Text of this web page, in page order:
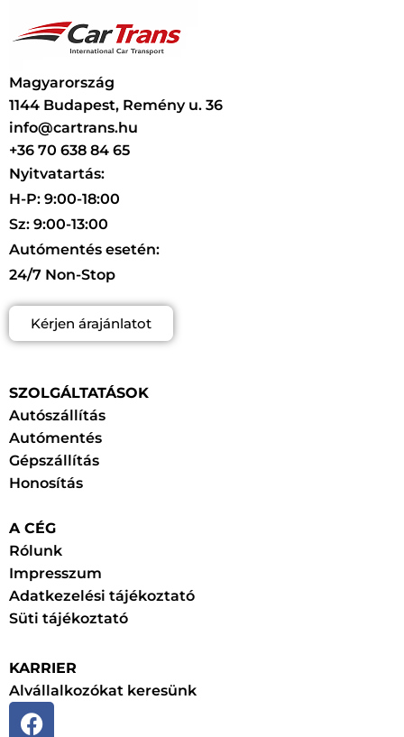
Magyarország
1144 Budapest, Remény u. 36
info@cartrans.hu
+36 70 638 84 65
Nyitvatartás:
H-P: 9:00-18:00
Sz: 9:00-13:00
Autómentés esetén:
24/7 Non-Stop
Kérjen árajánlatot
SZOLGÁLTATÁSOK
Autószállítás
Autómentés
Gépszállítás
Honosítás
A CÉG
Rólunk
Impresszum
Adatkezelési tájékoztató
Süti tájékoztató
KARRIER
Alvállalkozókat keresünk